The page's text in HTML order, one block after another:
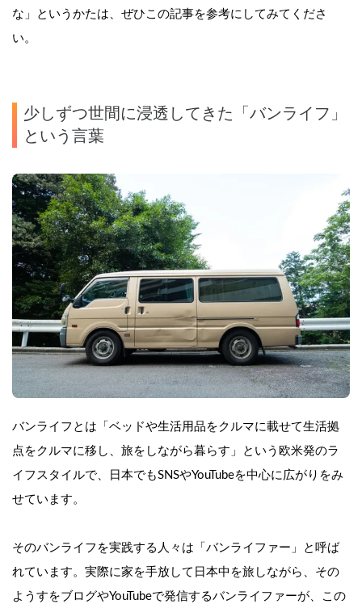
な」というかたは、ぜひこの記事を参考にしてみてくださ
い。
少しずつ世間に浸透してきた「バンライフ」
という言葉
バンライフとは「ベッドや生活用品をクルマに載せて生活拠
点をクルマに移し、旅をしながら暮らす」という欧米発のラ
イフスタイルで、日本でもSNSやYouTubeを中心に広がりをみ
せています。
そのバンライフを実践する人々は「バンライファー」と呼ば
れています。実際に家を手放して日本中を旅しながら、その
ようすをブログやYouTubeで発信するバンライファーが、この